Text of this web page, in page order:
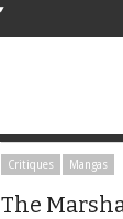
Critiques Mangas
The